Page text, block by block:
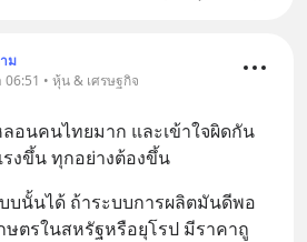
ม
06:51 • หุ้น & เศรษฐกิจ
อนคนไทยมาก และเข้าใจผิดกัน
งขึ้น ทุกอย่างต้องขึ้น
บนั้นได้ ถ้าระบบการผลิตมันดีพอ
ษตรในสหรัฐหรือยุโรป มีราคาถู